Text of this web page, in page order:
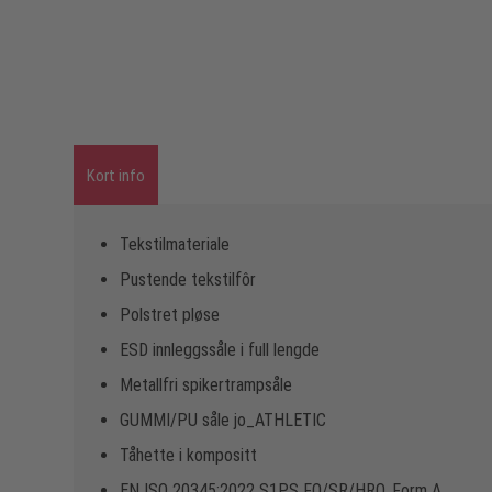
Kort info
Tekstilmateriale
Pustende tekstilfôr
Polstret pløse
ESD innleggssåle i full lengde
Metallfri spikertrampsåle
GUMMI/PU såle jo_ATHLETIC
Tåhette i kompositt